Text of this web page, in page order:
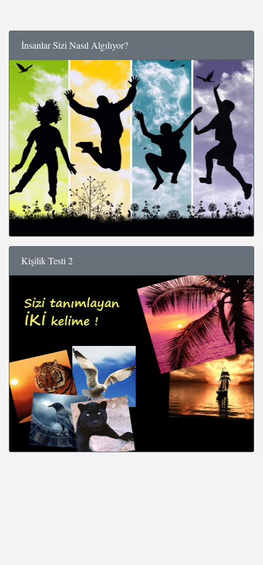
İnsanlar Sizi Nasıl Algılıyor?
Kişilik Testi 2